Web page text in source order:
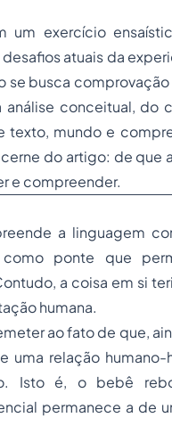
um exercício
atuais da
se busca
conceitual, do
mundo e
do artigo: de que
e compreender.
a linguagem
ponte que
a coisa em si
humana.
ao fato de que,
uma relação humano-
Isto é, o bebê
permanece a de